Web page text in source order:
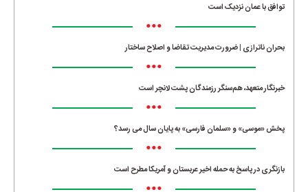
توافق با عمان نزدیک است
•••
بحران ناترازی | ضرورت مدیریت تقاضا و اصلاح ساختار
•••
خبرنگار متعهد، هم‌سنگر رزمندگان پشت لانچر است
•••
پخش «موسی» و «سلمان فارسی» به پایان سال می رسد؟
•••
بازنگری در پاسخ به حمله اخیر عربستان و آمریکا مطرح است